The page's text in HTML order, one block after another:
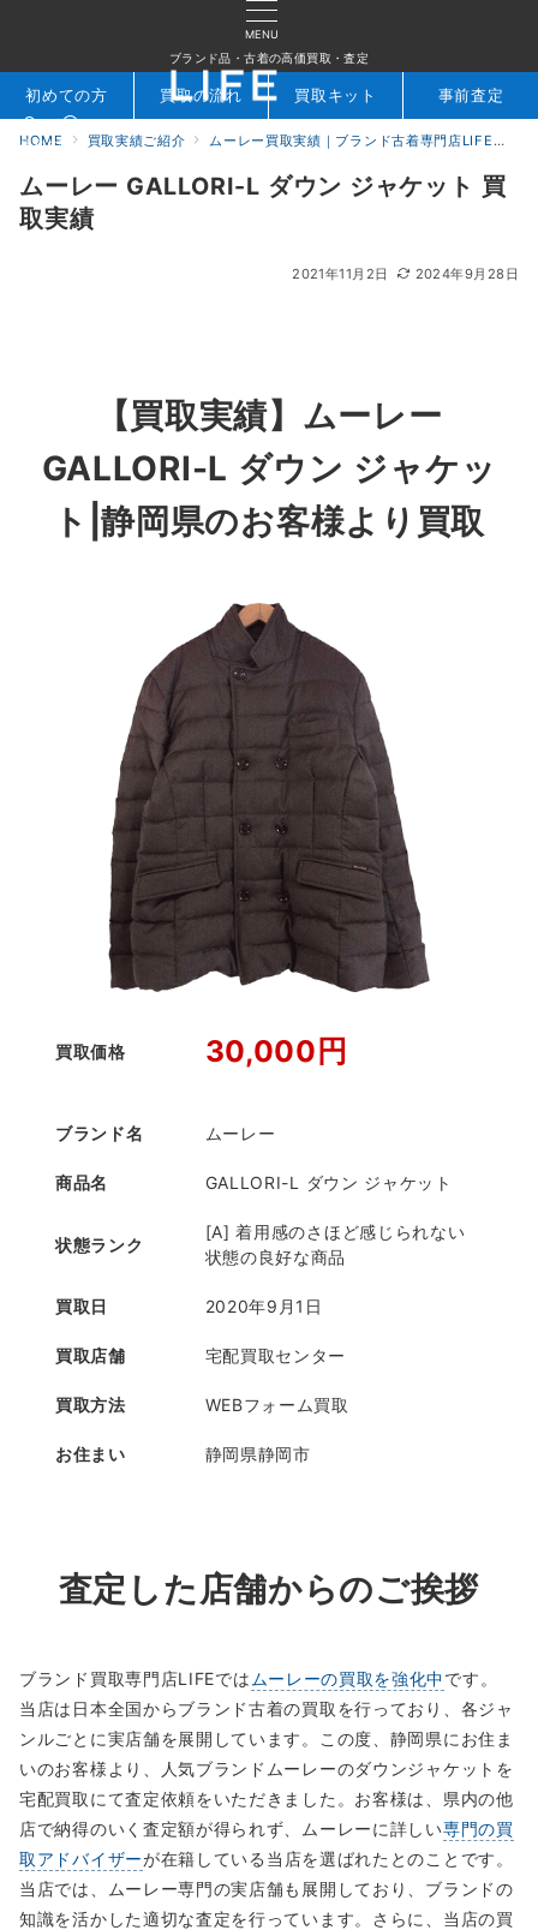
MENU
ブランド品・古着の高価買取・査定
検索 お問合せ
初めての方 買取の流れ 買取キット 事前査定
HOME 買取実績ご紹介 ムーレー買取実績｜ブランド古着専門店LIFE
ムーレー GALLORI-L ダウン ジャケット 買
取実績
2021年11月2日 2024年9月28日
【買取実績】ムーレー
GALLORI-L ダウン ジャケッ
ト|静岡県のお客様より買取
買取価格 30,000円
ブランド名 ムーレー
商品名 GALLORI-L ダウン ジャケット
状態ランク
[A] 着用感のさほど感じられない
状態の良好な商品
買取日 2020年9月1日
買取店舗 宅配買取センター
買取方法 WEBフォーム買取
お住まい 静岡県静岡市
査定した店舗からのご挨拶
ブランド買取専門店LIFEでは ムーレーの買取を強化中です。
当店は日本全国からブランド古着の買取を行っており、各ジャ
ンルごとに実店舗を展開しています。この度、静岡県にお住ま
いのお客様より、人気ブランドムーレーのダウンジャケットを
宅配買取にて査定依頼をいただきました。お客様は、県内の他
店で納得のいく査定額が得られず、ムーレーに詳しい専門の買
取アドバイザーが在籍している当店を選ばれたとのことです。
当店では、ムーレー専門の実店舗も展開しており、ブランドの
知識を活かした適切な査定を行っています。さらに、当店の買